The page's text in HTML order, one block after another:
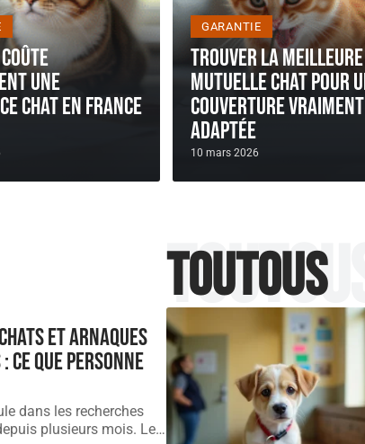
une
chat en France
GARANTIE
Trouver la meilleure
mutuelle chat pour
couverture vraiment
adaptée
10 mars 2026
et arnaques
que personne
dans les recherches
plusieurs mois. Le…
Toutous
Toutous